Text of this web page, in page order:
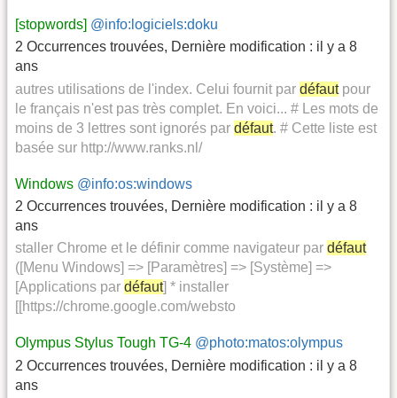
[stopwords] @info:logiciels:doku
2 Occurrences trouvées, Dernière modification : il y a 8
ans
autres utilisations de l'index. Celui fournit par défautpour
le français n'est pas très complet. En voici... # Les mots de
moins de 3 lettres sont ignorés par défaut. # Cette liste est
basée sur http://www.ranks.nl/
Windows @info:os:windows
2 Occurrences trouvées, Dernière modification : il y a 8
ans
staller Chrome et le définir comme navigateur par défaut
([Menu Windows] => [Paramètres] => [Système] =>
[Applications par défaut] * installer
[[https://chrome.google.com/websto
Olympus Stylus Tough TG-4 @photo:matos:olympus
2 Occurrences trouvées, Dernière modification : il y a 8
ans